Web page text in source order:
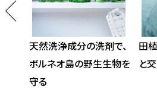
天然洗浄成分の洗剤で、
ボルネオ島の野生生物を
守る
田
と